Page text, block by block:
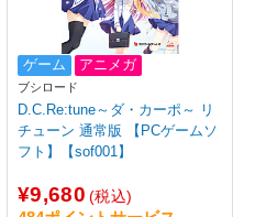
ゲーム アニメガ
ブシロード
D.C.Re:tune～ダ・カーポ～ リ
チューン 通常版 【PCゲームソ
フト】【sof001】
¥9,680 (税込)